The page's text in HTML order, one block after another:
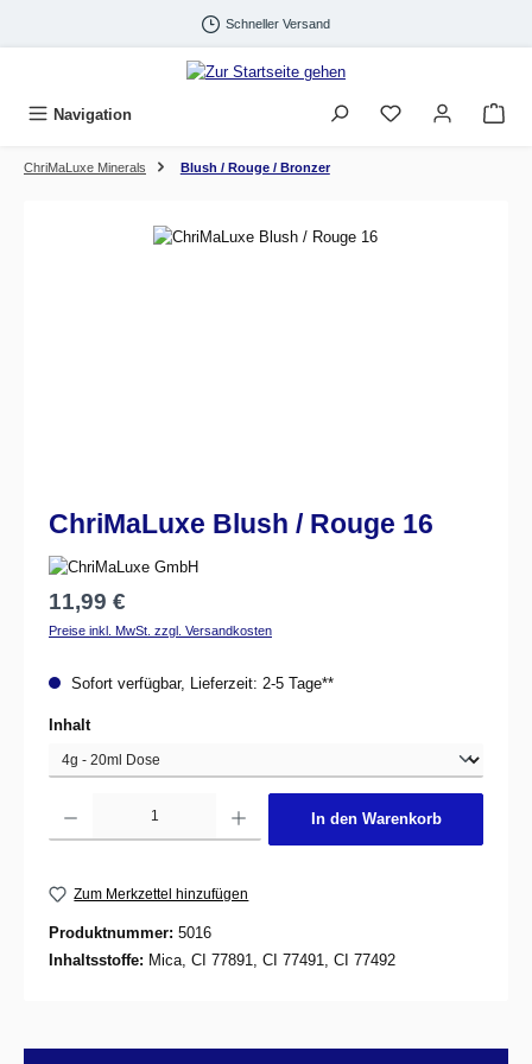
Schneller Versand
Navigation
ChriMaLuxe Minerals Blush / Rouge / Bronzer
Bildergalerie überspringen
ChriMaLuxe Blush / Rouge 16
Regulärer Preis:
11,99 €
Preise inkl. MwSt. zzgl. Versandkosten
Sofort verfügbar, Lieferzeit: 2-5 Tage**
Inhaltauswählen
In den Warenkorb
Zum Merkzettel hinzufügen
Produktnummer: 5016
Inhaltsstoffe: Mica, CI 77891, CI 77491, CI 77492